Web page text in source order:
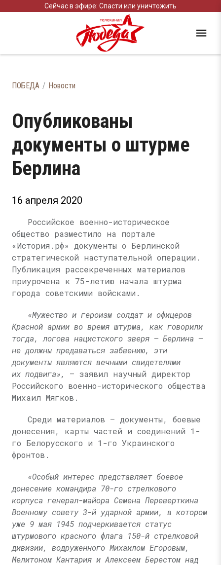
Сейчас в эфире: Спасти или уничтожить
ПОБЕДА Новости
Опубликованы
документы о штурме
Берлина
16 апреля 2020
Российское военно-историческое
общество разместило на портале
«История.рф» документы о Берлинской
стратегической наступательной операции.
Публикация рассекреченных материалов
приурочена к 75-летию начала штурма
города советскими войсками.
«Мужество и героизм солдат и офицеров
Красной армии во время штурма, как говорили
тогда, логова нацистского зверя — Берлина —
не должны предаваться забвению, эти
документы являются вечными свидетелями
их подвига», — заявил научный директор
Российского военно-исторического общества
Михаил Мягков.
Среди материалов — документы, боевые
донесения, карты частей и соединений 1-
го Белорусского и 1-го Украинского
фронтов.
«Особый интерес представляет боевое
донесение командира 70-го стрелкового
корпуса генерал-майора Семена Переверткина
Военному совету 3-й ударной армии, в котором
уже 9 мая 1945 подчеркивается статус
штурмового красного флага 150-й стрелковой
дивизии, водруженного Михаилом Егоровым,
Мелитоном Кантария и Алексеем Берестом над